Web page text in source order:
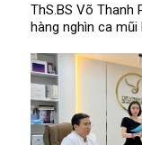
ThS.BS Võ Thanh
hàng nghìn ca mũi